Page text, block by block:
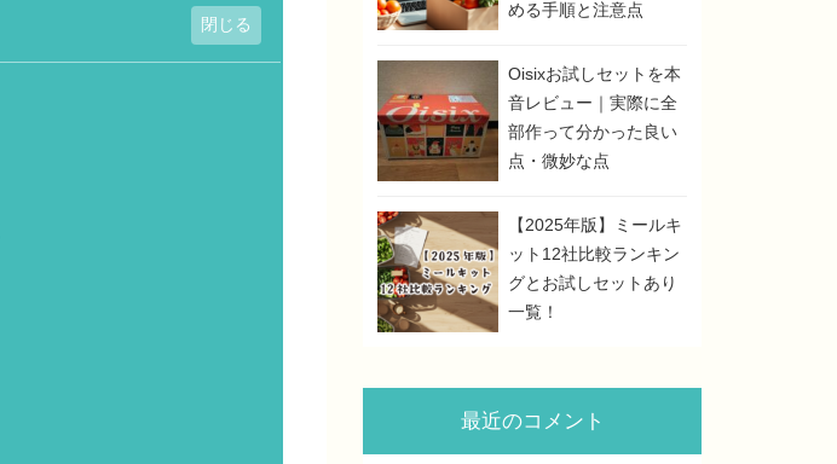
める手順と注意点
Oisixお試しセットを本
音レビュー｜実際に全
部作って分かった良い
点・微妙な点
【2025年版】ミールキ
ット12社比較ランキン
グとお試しセットあり
一覧！
最近のコメント